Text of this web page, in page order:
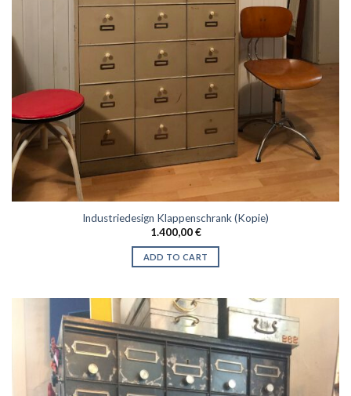
Industriedesign Klappenschrank (Kopie)
1.400,00€
ADD TO CART